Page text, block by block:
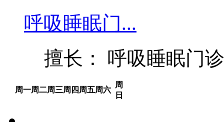
呼吸睡眠门...
擅长： 呼吸睡眠门
周一周二周三周四 周五周六
周
日